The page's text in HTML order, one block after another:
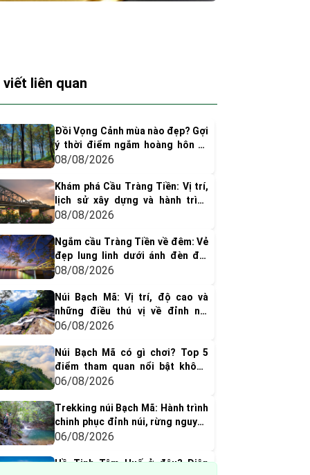
viết liên quan
Đồi Vọng Cảnh mùa nào đẹp? Gợi
ý thời điểm ngắm hoàng hôn và
chụp ảnh siêu "dính"
08/08/2026
Khám phá Cầu Tràng Tiền: Vị trí,
lịch sử xây dựng và hành trình
hơn một thế kỷ
08/08/2026
Ngắm cầu Tràng Tiền về đêm: Vẻ
đẹp lung linh dưới ánh đèn đổi
màu
08/08/2026
Núi Bạch Mã: Vị trí, độ cao và
những điều thú vị về đỉnh núi
huyền thoại xứ Huế
06/08/2026
Núi Bạch Mã có gì chơi? Top 5
điểm tham quan nổi bật không
thể bỏ qua
06/08/2026
Trekking núi Bạch Mã: Hành trình
chinh phục đỉnh núi, rừng nguyên
sinh & thác nước tuyệt đẹp
06/08/2026
Hồ Tịnh Tâm Huế ở đâu? Diện